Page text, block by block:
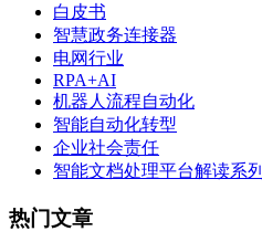
白皮书
智慧政务连接器
电网行业
RPA+AI
机器人流程自动化
智能自动化转型
企业社会责任
智能文档处理平台解读系列
热门文章